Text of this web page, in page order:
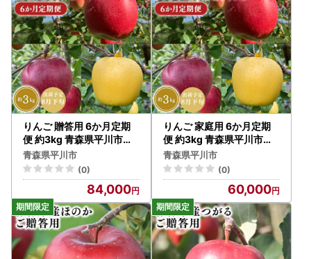
りんご 贈答用 6か月定期
便 約3kg 青森県平川市産 [
hi-0036-011]
青森県平川市
(0)
84,000
りんご 家庭用 6か月定期
便 約3kg 青森県平川市産 [
hi-0036-010]
青森県平川市
(0)
60,000